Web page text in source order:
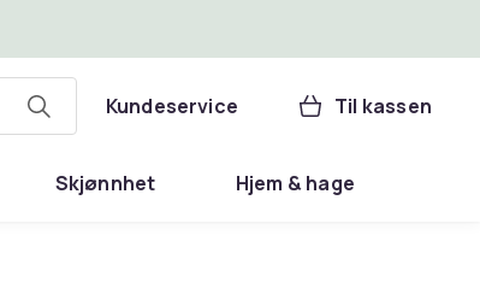
Kundeservice Til kassen
Skjønnhet Hjem & hage